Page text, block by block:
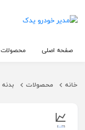
صفحه اصلی محصولات
خانه محصولات بدنه